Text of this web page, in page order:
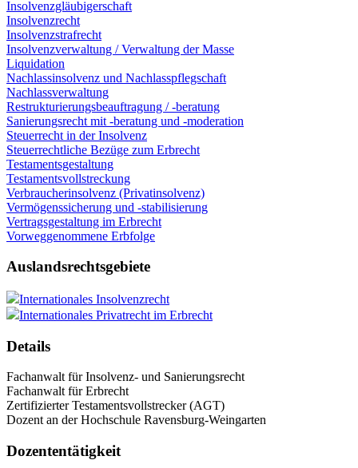
Insolvenzgläubigerschaft
Insolvenzrecht
Insolvenzstrafrecht
Insolvenzverwaltung / Verwaltung der Masse
Liquidation
Nachlassinsolvenz und Nachlasspflegschaft
Nachlassverwaltung
Restrukturierungsbeauftragung / -beratung
Sanierungsrecht mit -beratung und -moderation
Steuerrecht in der Insolvenz
Steuerrechtliche Bezüge zum Erbrecht
Testamentsgestaltung
Testamentsvollstreckung
Verbraucherinsolvenz (Privatinsolvenz)
Vermögenssicherung und -stabilisierung
Vertragsgestaltung im Erbrecht
Vorweggenommene Erbfolge
Auslandsrechtsgebiete
Internationales Insolvenzrecht
Internationales Privatrecht im Erbrecht
Details
Fachanwalt für Insolvenz- und Sanierungsrecht
Fachanwalt für Erbrecht
Zertifizierter Testamentsvollstrecker (AGT)
Dozent an der Hochschule Ravensburg-Weingarten
Dozententätigkeit